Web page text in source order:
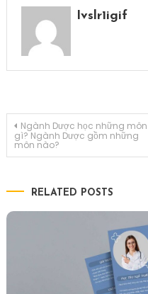
Ivslr1igif
Điều
hướng
bài
viết
Ngành Dược học những môn
gì? Ngành Dược gồm những
môn nào?
RELATED POSTS